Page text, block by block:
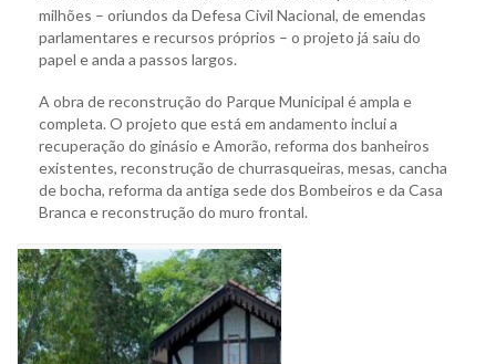
milhões – oriundos da Defesa Civil Nacional, de emendas
parlamentares e recursos próprios – o projeto já saiu do
papel e anda a passos largos.
A obra de reconstrução do Parque Municipal é ampla e
completa. O projeto que está em andamento inclui a
recuperação do ginásio e Amorão, reforma dos banheiros
existentes, reconstrução de churrasqueiras, mesas, cancha
de bocha, reforma da antiga sede dos Bombeiros e da Casa
Branca e reconstrução do muro frontal.